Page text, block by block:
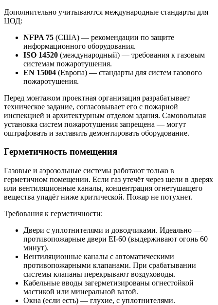
Дополнительно учитываются международные стандарты для
ЦОД:
NFPA 75 (США) — рекомендации по защите
информационного оборудования.
ISO 14520 (международный) — требования к газовым
системам пожаротушения.
EN 15004 (Европа) — стандарты для систем газового
пожаротушения.
Перед монтажом проектная организация разрабатывает
техническое задание, согласовывает его с пожарной
инспекцией и архитектурным отделом здания. Самовольная
установка систем пожаротушения запрещена — могут
оштрафовать и заставить демонтировать оборудование.
Герметичность помещения
Газовые и аэрозольные системы работают только в
герметичном помещении. Если газ утечёт через щели в дверях
или вентиляционные каналы, концентрация огнетушащего
вещества упадёт ниже критической. Пожар не потухнет.
Требования к герметичности:
Двери с уплотнителями и доводчиками. Идеально —
противопожарные двери EI-60 (выдерживают огонь 60
минут).
Вентиляционные каналы с автоматическими
противопожарными клапанами. При срабатывании
системы клапаны перекрывают воздуховоды.
Кабельные вводы загерметизированы огнестойкой
мастикой или минеральной ватой.
Окна (если есть) — глухие, с уплотнителями.